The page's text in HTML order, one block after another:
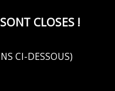
CLOSES !
CI-DESSOUS)